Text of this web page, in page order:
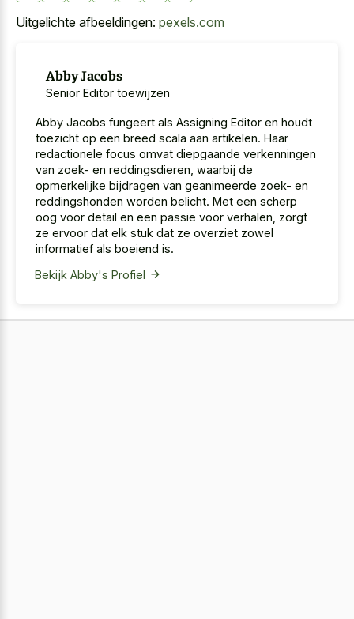
Uitgelichte afbeeldingen: pexels.com
Abby Jacobs
Senior Editor toewijzen
Abby Jacobs fungeert als Assigning Editor en houdt
toezicht op een breed scala aan artikelen. Haar
redactionele focus omvat diepgaande verkenningen
van zoek- en reddingsdieren, waarbij de
opmerkelijke bijdragen van geanimeerde zoek- en
reddingshonden worden belicht. Met een scherp
oog voor detail en een passie voor verhalen, zorgt
ze ervoor dat elk stuk dat ze overziet zowel
informatief als boeiend is.
Bekijk Abby's Profiel